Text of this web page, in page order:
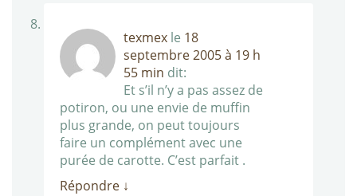
texmex le 18
septembre 2005 à 19 h
55 min dit:
Et s’il n’y a pas assez de
potiron, ou une envie de muffin
plus grande, on peut toujours
faire un complément avec une
purée de carotte. C’est parfait .
Répondre ↓